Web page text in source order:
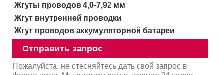
Жгуты проводов 4,0-7,92 мм
Жгут внутренней проводки
Жгут проводов аккумуляторной батареи
Отправить запрос
Пожалуйста, не стесняйтесь дать свой запрос в